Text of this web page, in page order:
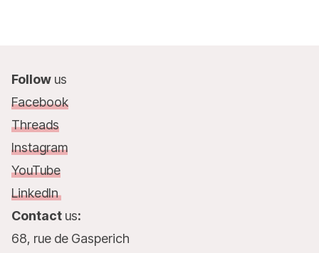
Follow us
Facebook
Threads
Instagram
YouTube
LinkedIn
Contact us:
68, rue de Gasperich